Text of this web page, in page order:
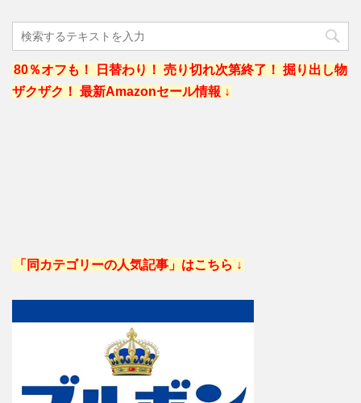
80％オフも！ 日替わり！ 売り切れ次第終了！ 掘り出し物
ザクザク！ 最新Amazonセール情報 ↓
「同カテゴリーの人気記事」はこちら ↓